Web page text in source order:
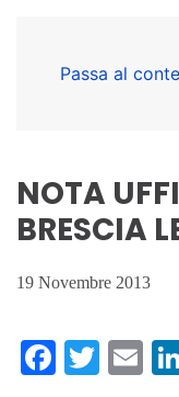
Passa al
NOTA
BRESCIA
19 Novembre 2013